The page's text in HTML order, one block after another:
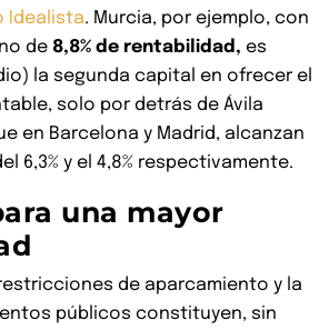
Idealista. Murcia, por ejemplo, con
de 8,8% de rentabilidad, es
la segunda capital en ofrecer el
solo por detrás de Ávila
en Barcelona y Madrid, alcanzan
6,3% y el 4,8% respectivamente.
una mayor
de aparcamiento y la
públicos constituyen, sin